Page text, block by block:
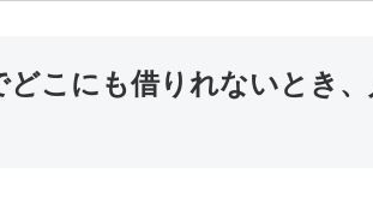
どこにも借りれないとき